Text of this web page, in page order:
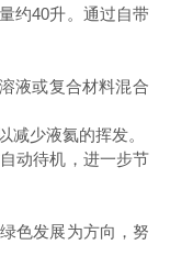
约40升。通过自带
液或复合材料混合
少液氦的挥发。
动待机，进一步节
色发展为方向，努